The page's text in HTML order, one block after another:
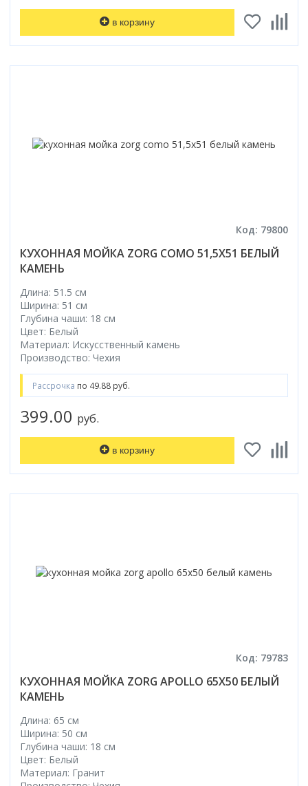
в корзину
Код: 79800
КУХОННАЯ МОЙКА ZORG COMO 51,5X51 БЕЛЫЙ
КАМЕНЬ
Длина: 51.5 см
Ширина: 51 см
Глубина чаши: 18 см
Цвет: Белый
Материал: Искусственный камень
Производство: Чехия
Рассрочка по 49.88 руб.
399.00 руб.
в корзину
Код: 79783
КУХОННАЯ МОЙКА ZORG APOLLO 65X50 БЕЛЫЙ
КАМЕНЬ
Длина: 65 см
Ширина: 50 см
Глубина чаши: 18 см
Цвет: Белый
Материал: Гранит